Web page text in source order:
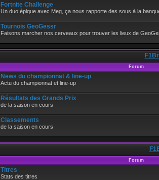
Fortnite Challenge
Un duo épique avec Meg, ça nous rapporte des sous à la
Tournois GeoGessr
Faisons marcher nos cerveaux pour trouver les lieux de
Forum
News du championnat & line-up
Actu du championnat et line-up
Résultats des Grands Prix
de la saison en cours
Classements
de la saison en cours
Forum
Titres
Stats des titres